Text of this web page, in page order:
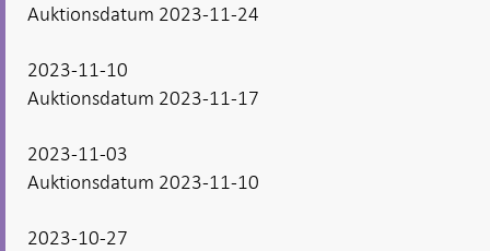
Auktionsdatum 2023-11-24
2023-11-10
Auktionsdatum 2023-11-17
2023-11-03
Auktionsdatum 2023-11-10
2023-10-27